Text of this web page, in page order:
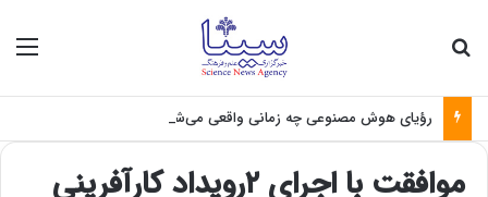
رؤیای هوش مصنوعی چه زمانی واقعی می‌شود؟
موافقت با اجرای ۲رویداد کارآفرینی